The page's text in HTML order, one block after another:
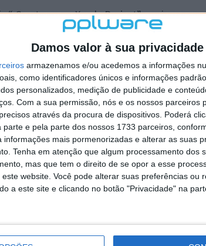
Damos valor à sua privacidade
armazenamos e/ou acedemos a informações
como identificadores únicos e informações
personalizados, medição de publicidade e
Com a sua permissão, nós e os nossos parceiros
através da procura de dispositivos. Poderá
e pela parte dos nossos 1733 parceiros,
informações mais pormenorizadas e alterar as suas
Tenha em atenção que algum processamento dos
mas que tem o direito de se opor a esse
website. Você pode alterar suas preferências ou
a este site e clicando no botão "Privacidade" na
Create a new Xcode Project” e vai-nos